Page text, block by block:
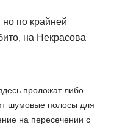
по крайней
на Некрасова
проложат либо
шумовые полосы для
на пересечении с